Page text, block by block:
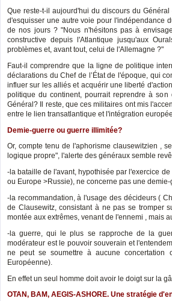
Que reste-t-il aujourd'hui du discours du
d'esquisser une autre voie pour l'indépendance
de nos jours ? "Nous n'hésitons pas à
constructive depuis l'Atlantique jusqu'aux
problèmes et, avant tout, celui de l'Allemagne ?"
Faut-il comprendre que la ligne de politique
déclarations du Chef de l’État de l'époque, qui
influer sur les alliés et acquérir une liberté
politique du continent, pourrait reprendre à
Général? Il reste, que ces militaires ont mis
entre le lien transatlantique et l'intégration
Demie-guerre ou guerre illimitée?
Or, compte tenu de l'aphorisme clausewitzien ,
logique propre", l'alerte des généraux semble
-la bataille de l'avant, hypothisée par l'exercice
ou Europe >Russie), ne concerne pas une
-la recommandation, à l'usage des décideurs (
de Clausewitz, consistant à ne pas se tromper
montée aux extrêmes, venant de l'ennemi , mais
-la guerre, qui le plus se rapproche de la
modérateur est le pouvoir souverain et
ne peut se soumettre à aucune concertation
Européenne).
En effet un seul homme doit avoir le doigt sur la
OTAN, BAM, AEGIS-ASHORE. Une stratégie